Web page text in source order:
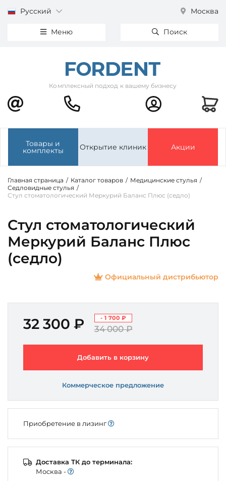
Русский Москва
Меню Поиск
Комплексный подход к вашему бизнесу
Товары и
комплекты Открытие клиник Акции
Главная страница / Каталог товаров / Медицинские стулья /
Седловидные стулья /
Стул стоматологический Меркурий Баланс Плюс (седло)
Стул стоматологический
Меркурий Баланс Плюс
(седло)
Официальный дистрибьютор
32 300 ₽ - 1 700 ₽
34 000 ₽
Добавить в корзину
Коммерческое предложение
Приобретение в лизинг
Доставка ТК до терминала:
Моcква -